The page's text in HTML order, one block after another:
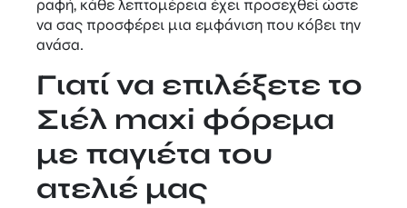
ραφή, κάθε λεπτομέρεια έχει προσεχθεί ώστε
να σας προσφέρει μια εμφάνιση που κόβει την
ανάσα.
Γιατί να επιλέξετε το
Σιέλ maxi φόρεμα
με παγιέτα του
ατελιέ μας